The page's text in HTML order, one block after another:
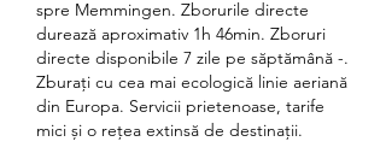
spre Memmingen. Zborurile directe
durează aproximativ 1h 46min. Zboruri
directe disponibile 7 zile pe săptămână -.
Zburați cu cea mai ecologică linie aeriană
din Europa. Servicii prietenoase, tarife
mici și o rețea extinsă de destinații.